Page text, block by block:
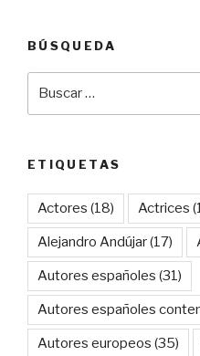
BÚSQUEDA
ETIQUETAS
Actores (18) Actrices
Alejandro Andújar(17)
Autores españoles (31)
Autores españoles
Autores europeos (35)